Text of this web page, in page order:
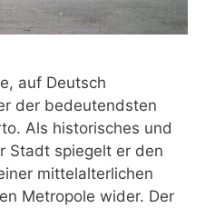
auf Deutsch
der bedeutendsten
Als historisches und
Stadt spiegelt er den
mittelalterlichen
Metropole wider. Der